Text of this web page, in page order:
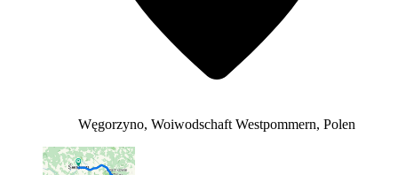
Węgorzyno, Woiwodschaft Westpommern, Polen